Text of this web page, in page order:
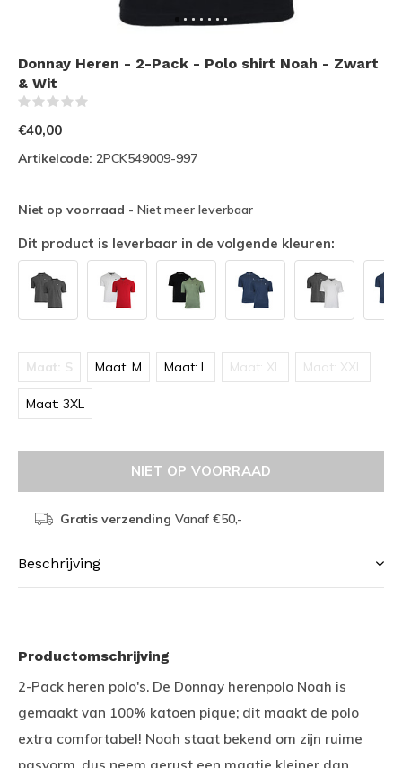
Donnay Heren - 2-Pack - Polo shirt Noah - Zwart
& Wit
€40,00
Artikelcode: 2PCK549009-997
Niet op voorraad - Niet meer leverbaar
Dit product is leverbaar in de volgende kleuren:
Maat: S Maat: M Maat: L Maat: XL Maat: XXL
Maat: 3XL
NIET OP VOORRAAD
Gratis verzending Vanaf €50,-
Beschrijving
Productomschrijving
2-Pack heren polo's. De Donnay herenpolo Noah is
gemaakt van 100% katoen pique; dit maakt de polo
extra comfortabel! Noah staat bekend om zijn ruime